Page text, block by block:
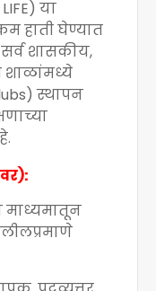
या
हाती घेण्यात
शासकीय,
शाळांमध्ये
स्थापन
माध्यमातून